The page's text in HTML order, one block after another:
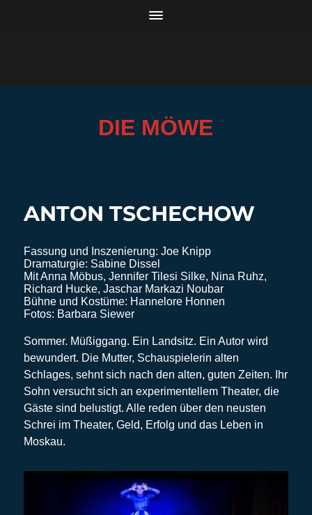
DIE MÖWE
ANTON TSCHECHOW
Fassung und Inszenierung: Joe Knipp
Dramaturgie: Sabine Dissel
Mit Anna Möbus, Jennifer Tilesi Silke, Nina Ruhz,
Richard Hucke, Jaschar Markazi Noubar
Bühne und Kostüme: Hannelore Honnen
Fotos: Barbara Siewer
Sommer. Müßiggang. Ein Landsitz. Ein Autor wird
bewundert. Die Mutter, Schauspielerin alten
Schlages, sehnt sich nach den alten, guten Zeiten. Ihr
Sohn versucht sich an experimentellem Theater, die
Gäste sind belustigt. Alle reden über den neusten
Schrei im Theater, Geld, Erfolg und das Leben in
Moskau.